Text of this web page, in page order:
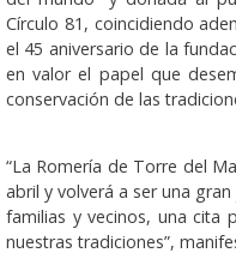
Círculo 81, coincidiendo
el 45 aniversario de la
en valor el papel que
conservación de las
“La Romería de Torre del
abril y volverá a ser una
familias y vecinos, una cita
nuestras tradiciones”,